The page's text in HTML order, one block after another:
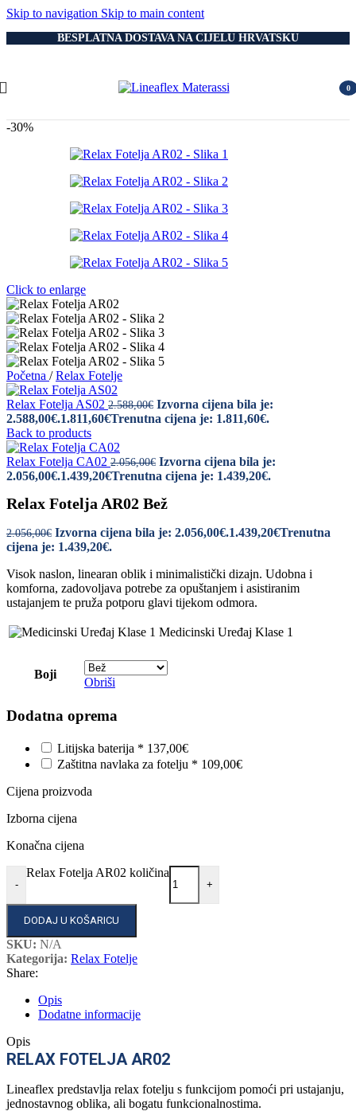
Skip to navigation Skip to main content
BESPLATNA DOSTAVA NA CIJELU HRVATSKU
0
-30%
Click to enlarge
Početna / Relax Fotelje
Relax Fotelja AS02 2.588,00€ Izvorna cijena bila je:
2.588,00€.1.811,60€Trenutna cijena je: 1.811,60€.
Back to products
Relax Fotelja CA02 2.056,00€ Izvorna cijena bila je:
2.056,00€.1.439,20€Trenutna cijena je: 1.439,20€.
Relax Fotelja AR02 Bež
2.056,00€ Izvorna cijena bila je: 2.056,00€.1.439,20€Trenutna
cijena je: 1.439,20€.
Visok naslon, linearan oblik i minimalistički dizajn. Udobna i
komforna, zadovoljava potrebe za opuštanjem i asistiranim
ustajanjem te pruža potporu glavi tijekom odmora.
Medicinski Uređaj Klase 1
Boji
Obriši
Dodatna oprema
Litijska baterija * 137,00€
Zaštitna navlaka za fotelju * 109,00€
Cijena proizvoda
Izborna cijena
Konačna cijena
-
Relax Fotelja AR02 količina
+
DODAJ U KOŠARICU
SKU: N/A
Kategorija: Relax Fotelje
Share:
Opis
Dodatne informacije
Opis
RELAX FOTELJA AR02
Lineaflex predstavlja relax fotelju s funkcijom pomoći pri ustajanju,
jednostavnog oblika, ali bogatu funkcionalnostima.